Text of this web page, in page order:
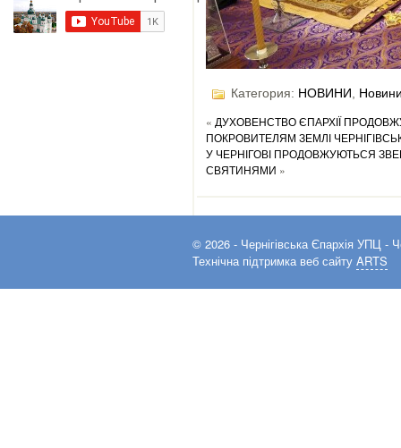
Категория: НОВИНИ
« ДУХОВЕНСТВО ЄПАРХІЇ
ПОКРОВИТЕЛЯМ ЗЕМЛІ
У ЧЕРНІГОВІ ПРОДОВЖУЮТЬСЯ
СВЯТИНЯМИ »
© 2026 - Чернігівська Єпархія УПЦ -
Технічна підтримка веб сайту ARTS